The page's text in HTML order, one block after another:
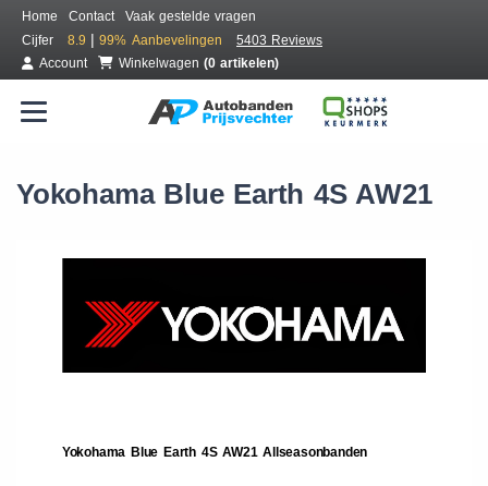
Home Contact
Vaak gestelde vragen
Cijfer
8.9 | 99% Aanbevelingen
5403 Reviews
Account
Winkelwagen (0 artikelen)
Yokohama Blue Earth 4S AW21
Yokohama Blue Earth 4S AW21 Allseasonbanden